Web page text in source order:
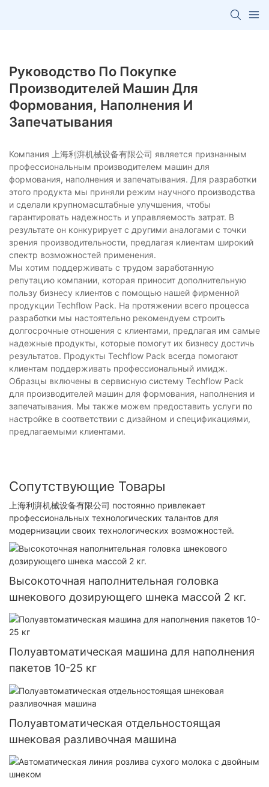
Руководство По Покупке
Производителей Машин Для
Формования, Наполнения И
Запечатывания
Компания 上海利湃机械设备有限公司 является признанным
профессиональным производителем машин для
формования, наполнения и запечатывания. Для разработки
этого продукта мы приняли режим научного производства
и сделали крупномасштабные улучшения, чтобы
гарантировать надежность и управляемость затрат. В
результате он конкурирует с другими аналогами с точки
зрения производительности, предлагая клиентам широкий
спектр возможностей применения.
Мы хотим поддерживать с трудом заработанную
репутацию компании, которая приносит дополнительную
пользу бизнесу клиентов с помощью нашей фирменной
продукции Techflow Pack. На протяжении всего процесса
разработки мы настоятельно рекомендуем строить
долгосрочные отношения с клиентами, предлагая им самые
надежные продукты, которые помогут их бизнесу достичь
результатов. Продукты Techflow Pack всегда помогают
клиентам поддерживать профессиональный имидж.
Образцы включены в сервисную систему Techflow Pack
для производителей машин для формования, наполнения и
запечатывания. Мы также можем предоставить услуги по
настройке в соответствии с дизайном и спецификациями,
предлагаемыми клиентами.
Сопутствующие Товары
上海利湃机械设备有限公司 постоянно привлекает
профессиональных технологических талантов для
модернизации своих технологических возможностей.
Высокоточная наполнительная головка
шнекового дозирующего шнека массой 2 кг.
Полуавтоматическая машина для наполнения
пакетов 10-25 кг
Полуавтоматическая отдельностоящая
шнековая разливочная машина